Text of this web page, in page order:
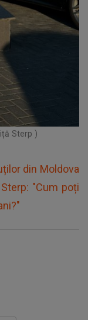
Sterp )
din Moldova
"Cum poți